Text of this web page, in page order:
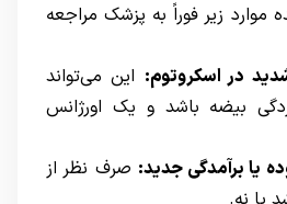
زیر فوراً به پزشک مراجعه
در اسکروتوم: این می‌تواند
بیضه باشد و یک اورژانس
یا برآمدگی جدید: صرف نظر از